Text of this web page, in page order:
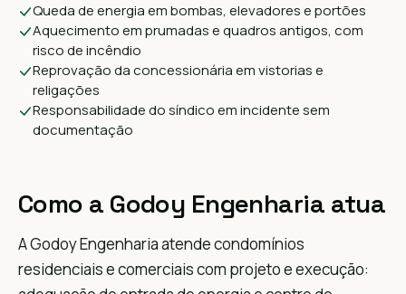
Queda de energia em bombas, elevadores e portões
Aquecimento em prumadas e quadros antigos, com
risco de incêndio
Reprovação da concessionária em vistorias e
religações
Responsabilidade do síndico em incidente sem
documentação
Como a Godoy Engenharia atua
A Godoy Engenharia atende condomínios
residenciais e comerciais com projeto e execução: